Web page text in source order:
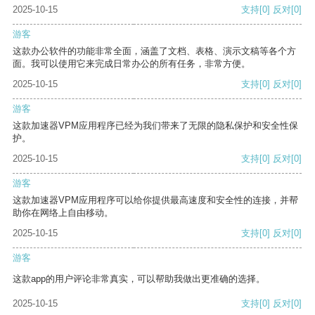
2025-10-15 支持[0] 反对[0]
游客
这款办公软件的功能非常全面，涵盖了文档、表格、演示文稿等各个方
面。我可以使用它来完成日常办公的所有任务，非常方便。
2025-10-15
支持[0] 反对[0]
游客
这款加速器VPM应用程序已经为我们带来了无限的隐私保护和安全性保
护。
2025-10-15
支持[0] 反对[0]
游客
这款加速器VPM应用程序可以给你提供最高速度和安全性的连接，并帮
助你在网络上自由移动。
2025-10-15
支持[0] 反对[0]
游客
这款app的用户评论非常真实，可以帮助我做出更准确的选择。
2025-10-15 支持[0] 反对[0]